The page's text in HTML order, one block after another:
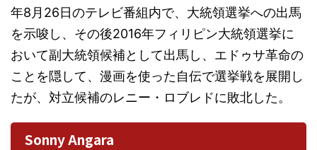
年8月26日のテレビ番組内で、大統領選挙への出馬
を示唆し、その後2016年フィリピン大統領選挙に
おいて副大統領候補として出馬し、エドゥサ革命の
ことを隠して、漫画を使った自伝で選挙戦を展開し
たが、対立候補のレニー・ロブレドに敗北した。
Sonny Angara